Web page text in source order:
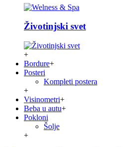
Životinjski svet
+
Bordure+
Posteri
Kompleti postera
+
Visinometri+
Beba u autu+
Pokloni
Šolje
+